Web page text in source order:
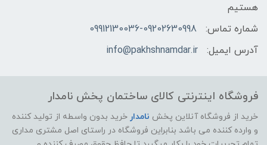
هستیم
شماره تماس:
09912130036-09202630998
آدرس ایمیل:
info@pakhshnamdar.ir
فروشگاه اینترنتی کالای ساختمان پخش نامدار
خرید از فروشگاه آنلاین پخش نامدار خرید بدون واسطه از تولید کننده
و وارده کننده می باشد بنابراین فروشگاه در راستای اصل مشتری مداری